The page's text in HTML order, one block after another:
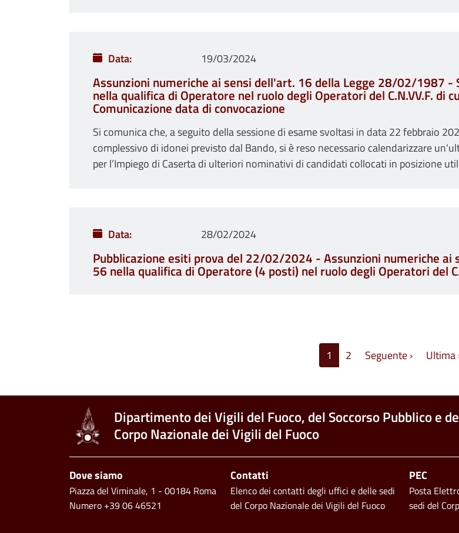
Data 19/03/2024
Assunzioni numeriche ai sensi dell'art. 16 della Legge 28/02/1987 -
nella qualifica di Operatore nel ruolo degli Operatori del C.N.VV.F. di
Comunicazione data di convocazione
Si comunica che, a seguito della sessione di esame svoltasi in data 22 febbraio
complessivo di idonei previsto dal Bando, si è reso necessario calendarizzare
per l’Impiego di Caserta di ulteriori nominativi di candidati collocati in posizione
Data 28/02/2024
Pubblicazione esiti prova del 22/02/2024 - Assunzioni numeriche
56 nella qualifica di Operatore (4 posti) nel ruolo degli Operatori del
1 2 Seguente ›PaginaUltima
Dipartimento dei Vigili del Fuoco, del Soccorso Pubblico e
Corpo Nazionale dei Vigili del Fuoco
Piè di pagina
Dove siamo
Piazza del Viminale, 1 - 00184 Roma
Numero +39 06 46521
Contatti
Elenco dei contatti degli uffici e delle sedi
del Corpo Nazionale dei Vigili del Fuoco
PEC
Posta
sedi del